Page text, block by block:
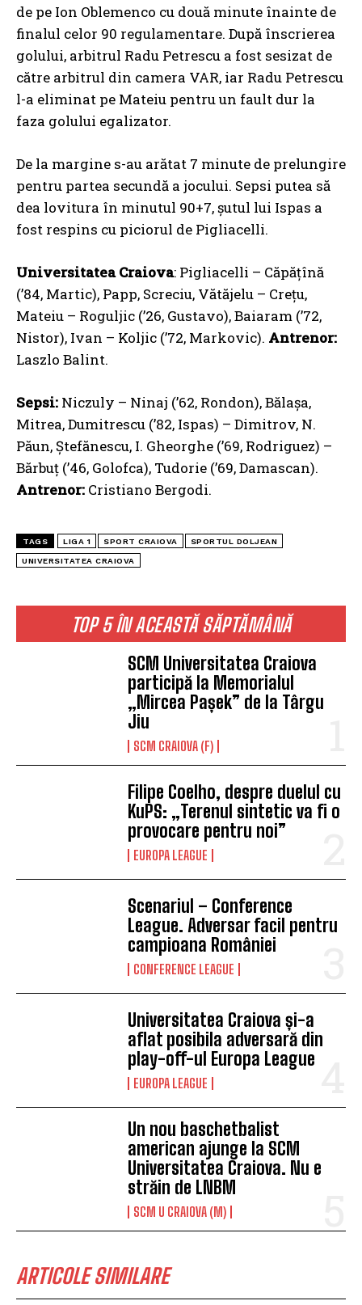
TOP 5 ÎN ACEASTĂ SĂPTĂMÂNĂ
SCM Universitatea Craiova
participă la Memorialul
„Mircea Pașek” de la Târgu
Jiu
SCM CRAIOVA (F)
Filipe Coelho, despre duelul cu
KuPS: „Terenul sintetic va fi o
provocare pentru noi”
EUROPA LEAGUE
Scenariul – Conference
League. Adversar facil pentru
campioana României
CONFERENCE LEAGUE
Universitatea Craiova și-a
aflat posibila adversară din
play-off-ul Europa League
EUROPA LEAGUE
Un nou baschetbalist
american ajunge la SCM
Universitatea Craiova. Nu e
străin de LNBM
SCM U CRAIOVA (M)
ARTICOLE SIMILARE
de pe Ion Oblemenco cu două minute înainte de
finalul celor 90 regulamentare. După înscrierea
golului, arbitrul Radu Petrescu a fost sesizat de
către arbitrul din camera VAR, iar Radu Petrescu
l-a eliminat pe Mateiu pentru un fault dur la
faza golului egalizator.
De la margine s-au arătat 7 minute de prelungire
pentru partea secundă a jocului. Sepsi putea să
dea lovitura în minutul 90+7, șutul lui Ispas a
fost respins cu piciorul de Pigliacelli.
Universitatea Craiova: Pigliacelli – Căpățînă
(’84, Martic), Papp, Screciu, Vătăjelu – Crețu,
Mateiu – Roguljic (’26, Gustavo), Baiaram (’72,
Nistor), Ivan – Koljic (’72, Markovic). Antrenor:
Laszlo Balint.
Sepsi: Niczuly – Ninaj (’62, Rondon), Bălașa,
Mitrea, Dumitrescu (’82, Ispas) – Dimitrov, N.
Păun, Ștefănescu, I. Gheorghe (’69, Rodriguez) –
Bărbuț (’46, Golofca), Tudorie (’69, Damascan).
Antrenor: Cristiano Bergodi.
TAGS LIGA 1 SPORT CRAIOVA SPORTUL DOLJEAN
UNIVERSITATEA CRAIOVA